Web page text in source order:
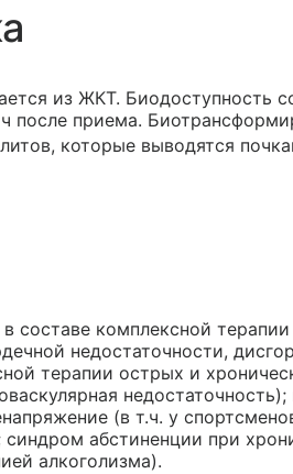
из ЖКТ. Биодоступность
после приема.
которые выводятся
составе комплексной
недостаточности,
терапии острых и
(в т.ч. у
абстиненции при
алкоголизма).